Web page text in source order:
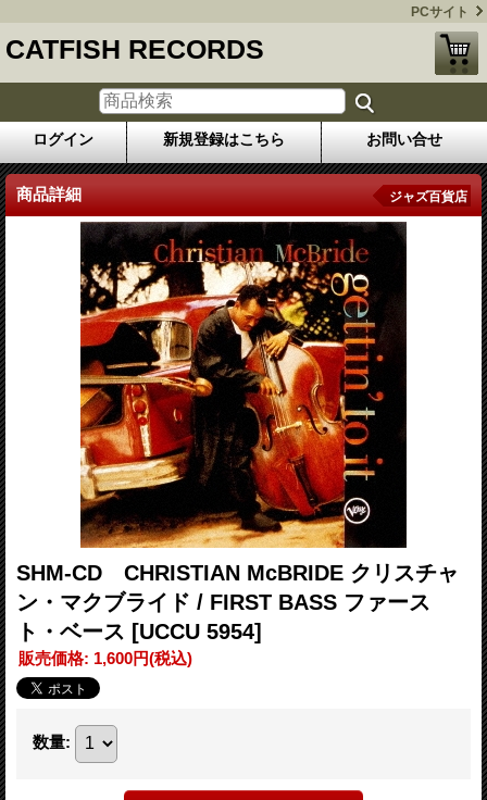
PCサイト
CATFISH RECORDS
ログイン 新規登録はこちら お問い合せ
商品詳細 ジャズ百貨店
SHM-CD CHRISTIAN McBRIDE クリスチャ
ン・マクブライド / FIRST BASS ファース
ト・ベース [UCCU 5954]
販売価格: 1,600円(税込)
数量: